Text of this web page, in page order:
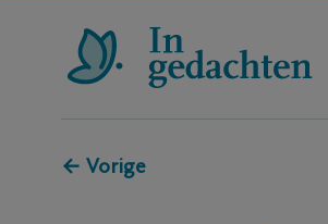
← Vorige